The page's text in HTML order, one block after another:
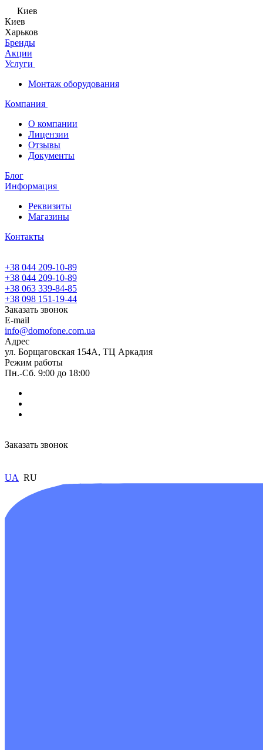
Киев
Киев
Харьков
Бренды
Акции
Услуги
Монтаж оборудования
Компания
О компании
Лицензии
Отзывы
Документы
Блог
Информация
Реквизиты
Магазины
Контакты
+38 044 209-10-89
+38 044 209-10-89
+38 063 339-84-85
+38 098 151-19-44
Заказать звонок
E-mail
info@domofone.com.ua
Адрес
ул. Борщаговская 154А, ТЦ Аркадия
Режим работы
Пн.-Сб. 9:00 до 18:00
Заказать звонок
UA RU